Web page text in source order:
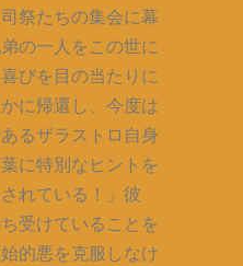
祭たちの集会に幕
の一人をこの世に
びを目の当たりに
に帰還し、今度は
るザラストロ自身
に特別なヒントを
れている！」彼
受けていることを
的悪を克服しなけ